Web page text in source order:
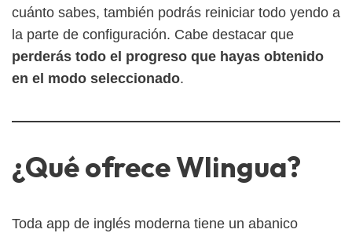
cuánto sabes, también podrás reiniciar todo yendo a
la parte de configuración. Cabe destacar que
perderás todo el progreso que hayas obtenido
en el modo seleccionado.
¿Qué ofrece Wlingua?
Toda app de inglés moderna tiene un abanico